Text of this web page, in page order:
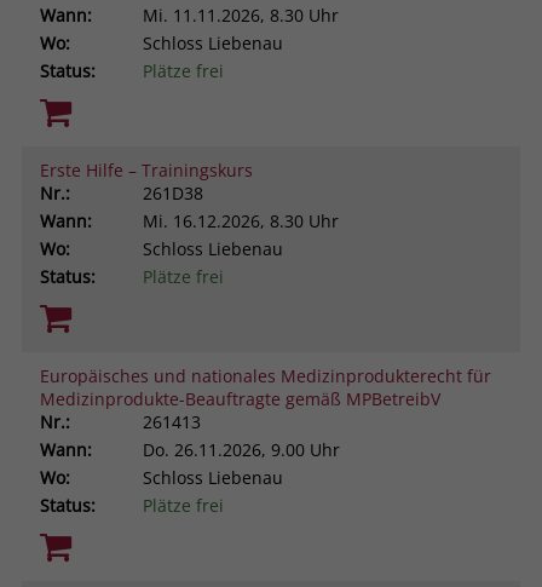
Wann:
Mi. 11.11.2026, 8.30 Uhr
Wo:
Schloss Liebenau
Status:
Plätze frei
Erste Hilfe – Trainingskurs
Nr.:
261D38
Wann:
Mi. 16.12.2026, 8.30 Uhr
Wo:
Schloss Liebenau
Status:
Plätze frei
Europäisches und nationales Medizinprodukterecht für
Medizinprodukte-Beauftragte gemäß MPBetreibV
Nr.:
261413
Wann:
Do. 26.11.2026, 9.00 Uhr
Wo:
Schloss Liebenau
Status:
Plätze frei